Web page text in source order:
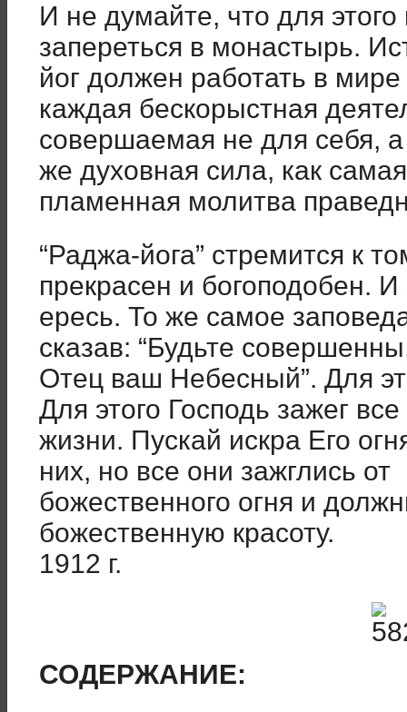
И не думайте, что для
запереться в монастырь.
йог должен работать в
каждая бескорыстная
совершаемая не для себя,
же духовная сила, как самая
пламенная молитва
“Раджа-йога” стремится к
прекрасен и богоподобен.
ересь. То же самое
сказав: “Будьте
Отец ваш Небесный”. Для
Для этого Господь зажег все
жизни. Пускай искра Его
них, но все они зажглись от
божественного огня и
божественную красоту.
1912 г.
СОДЕРЖАНИЕ: